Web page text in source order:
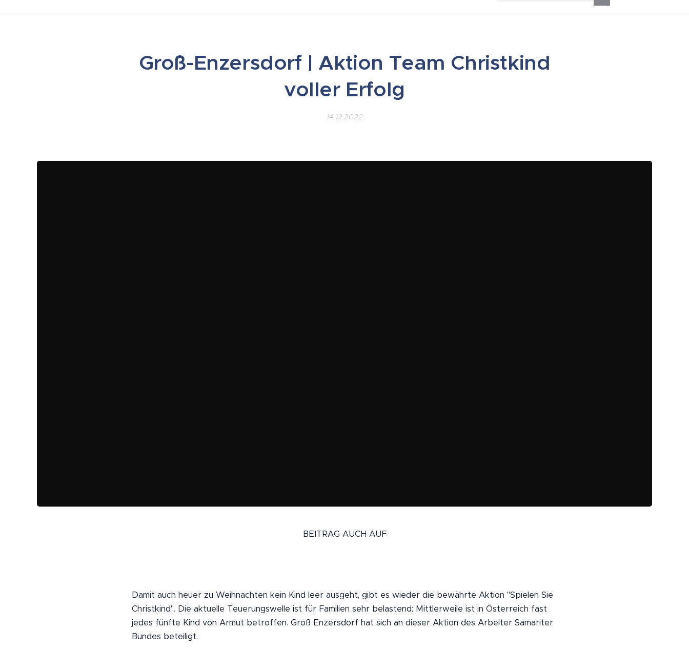
Groß-Enzersdorf | Aktion Team Christkind
voller Erfolg
14.12.2022
BEITRAG AUCH AUF
Damit auch heuer zu Weihnachten kein Kind leer ausgeht, gibt es wieder die bewährte Aktion "Spielen Sie
Christkind". Die aktuelle Teuerungswelle ist für Familien sehr belastend: Mittlerweile ist in Österreich fast
jedes fünfte Kind von Armut betroffen. Groß Enzersdorf hat sich an dieser Aktion des Arbeiter Samariter
Bundes beteiligt.